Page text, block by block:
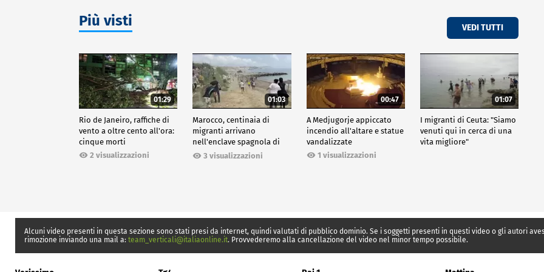
Più visti VEDI TUTTI
01:29
Rio de Janeiro, raffiche di
vento a oltre cento all'ora:
cinque morti
2 visualizzazioni
01:03
Marocco, centinaia di
migranti arrivano
nell'enclave spagnola di
Ceuta3 visualizzazioni
00:47
A Medjugorje appiccato
incendio all'altare e statue
vandalizzate
1 visualizzazioni
01:07
I migranti di Ceuta: "Siamo
venuti qui in cerca di una
vita migliore"
Alcuni video presenti in questa sezione sono stati presi da internet, quindi valutati di pubblico dominio. Se i soggetti presenti in questi video o gli autori
rimozione inviando una mail a: team_verticali@italiaonline.it. Provvederemo alla cancellazione del video nel minor tempo possibile.